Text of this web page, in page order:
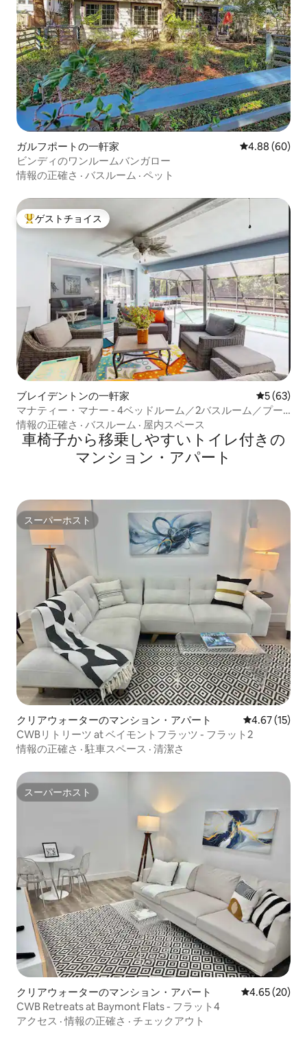
ガルフポートの一軒家 レビュー60件
4.88 (60)
ビンディのワンルームバンガロー
情報の正確さ · バスルーム · ペット
大好評のゲストチョイスです。
ゲストチョイス
ブレイデントンの一軒家 レビュー
5 (63)
マナティー・マナー - 4ベッドルーム／2バスルーム／プー
ル／グリル／卓球／楽しい滞在
情報の正確さ · バスルーム · 屋内スペース
車椅子から移乗しやすいトイレ付きの
マンション・アパート
スーパーホスト
スーパーホスト
クリアウォーターのマンション・アパート レビュー15
4.67 (15)
CWBリトリーツ at ベイモントフラッツ - フラット2
情報の正確さ ·駐車スペース · 清潔さ
スーパーホスト
スーパーホスト
クリアウォーターのマンション・アパート レビュー20
4.65 (20)
CWB Retreats at Baymont Flats - フラット4
アクセス ·情報の正確さ · チェックアウト